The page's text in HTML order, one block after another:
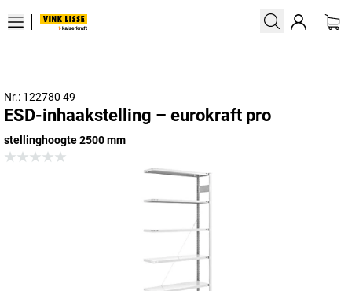
Nr.: 122780 49
ESD-inhaakstelling – eurokraft pro
stellinghoogte 2500 mm